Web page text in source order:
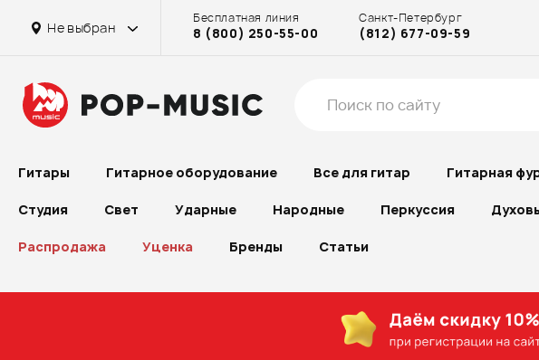
Не выбран
Бесплатная линия
8 (800) 250-55-00
Санкт-Петербург
(812) 677-09-59
Гитары Гитарное оборудование Все для гитар Гитарная
Студия Свет Ударные Народные Перкуссия
Распродажа Уценка Бренды Статьи